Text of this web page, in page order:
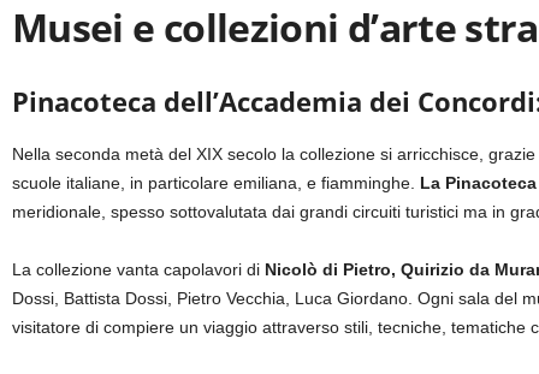
Musei e collezioni d’arte
Pinacoteca dell’Accademia dei
Nella seconda metà del XIX secolo la collezione si arricchisce,
scuole italiane, in particolare emiliana, e fiamminghe. La
meridionale, spesso sottovalutata dai grandi circuiti turistici ma in
La collezione vanta capolavori di Nicolò di Pietro, Quirizio da
Dossi, Battista Dossi, Pietro Vecchia, Luca Giordano. Ogni sala del
visitatore di compiere un viaggio attraverso stili, tecniche, tematiche